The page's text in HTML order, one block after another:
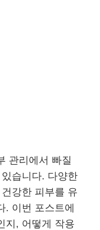
관리에서 빠질
습니다. 다양한
강한 피부를 유
. 이번 포스트에
지, 어떻게 작용